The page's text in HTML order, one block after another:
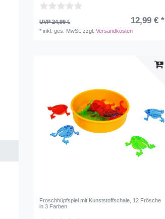
UVP 24,99 € 12,99 € *
*inkl. ges. MwSt. zzgl.Versandkosten
Froschhüpfspiel mit Kunststoffschale, 12 Frösche
in 3 Farben